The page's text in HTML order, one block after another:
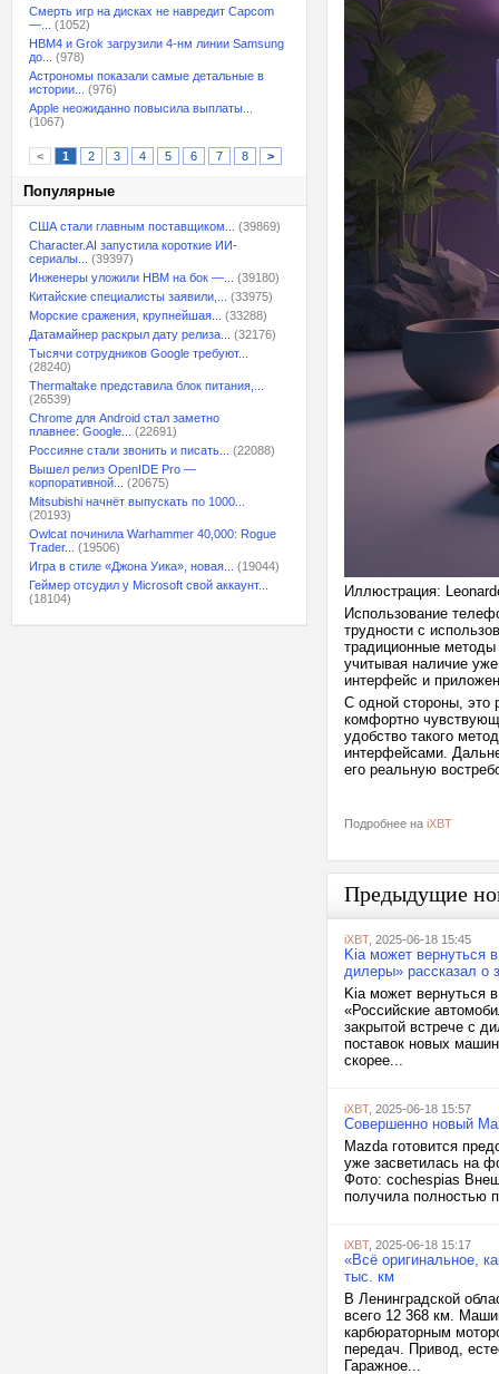
Смерть игр на дисках не навредит Capcom
—...
(1052)
HBM4 и Grok загрузили 4-нм линии Samsung
до...
(978)
Астрономы показали самые детальные в
истории...
(976)
Apple неожиданно повысила выплаты...
(1067)
< 1 2 3 4 5 6 7 8 >
Популярные
США стали главным поставщиком...
(39869)
Character.AI запустила короткие ИИ-
сериалы...
(39397)
Инженеры уложили HBM на бок —...
(39180)
Китайские специалисты заявили,...
(33975)
Морские сражения, крупнейшая...
(33288)
Датамайнер раскрыл дату релиза...
(32176)
Тысячи сотрудников Google требуют...
(28240)
Thermaltake представила блок питания,...
(26539)
Chrome для Android стал заметно
плавнее: Google...
(22691)
Россияне стали звонить и писать...
(22088)
Вышел релиз OpenIDE Pro —
корпоративной...
(20675)
Mitsubishi начнёт выпускать по 1000...
(20193)
Owlcat починила Warhammer 40,000: Rogue
Trader...
(19506)
Игра в стиле «Джона Уика», новая...
(19044)
Геймер отсудил у Microsoft свой аккаунт...
(18104)
Иллюстрация:
Использование
трудности с
традиционные методы
учитывая наличие
интерфейс и
С одной стороны, это
комфортно
удобство такого
интерфейсами.
его реальную
Подробнее на iXBT
Предыдущие
iXBT, 2025-06-18 15:45
Kia может вернуться
дилеры» рассказал о
Kia может вернуться
«Российские
закрытой встрече с
поставок новых
скорее...
iXBT, 2025-06-18 15:57
Совершенно новый
Mazda готовится
уже засветилась на
Фото: cochespias
получила полностью
iXBT, 2025-06-18 15:17
«Всё оригинальное,
тыс. км
В Ленинградской
всего 12 368 км.
карбюраторным
передач. Привод,
Гаражное...